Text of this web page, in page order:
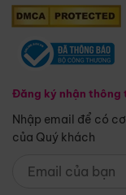
Đăng ký nhận thông
Nhập email để có
của Quý khách